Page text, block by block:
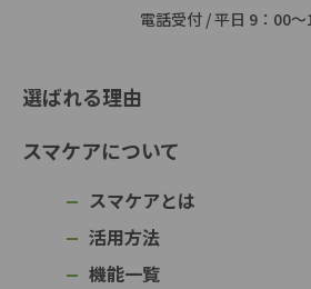
電話受付 / 平日 9：00
選ばれる理由
スマケアについて
スマケアとは
活用方法
機能一覧